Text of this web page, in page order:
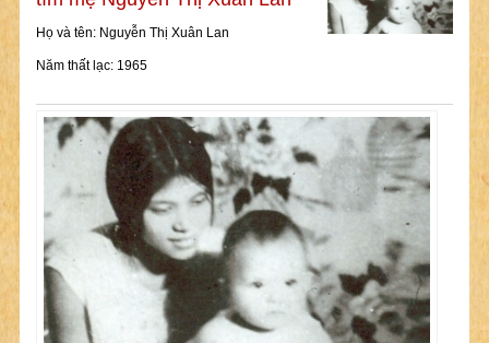
Họ và tên: Nguyễn Thị Xuân Lan
Năm thất lạc: 1965